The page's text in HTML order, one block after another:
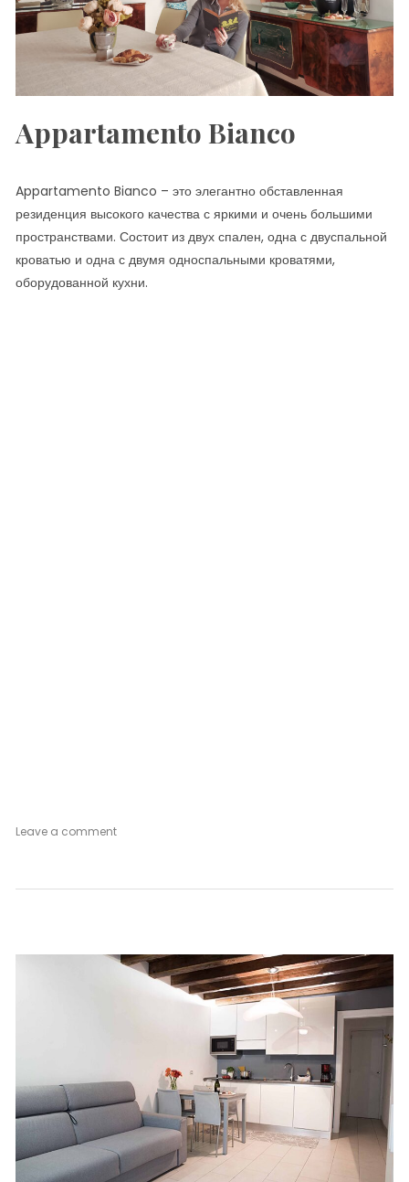
Appartamento Bianco
Appartamento Bianco – это элегантно обставленная
резиденция высокого качества с яркими и очень большими
пространствами. Состоит из двух спален, одна с двуспальной
кроватью и одна с двумя односпальными кроватями,
оборудованной кухни.
Leave a commenton